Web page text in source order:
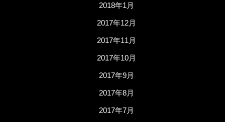
2018年1月
2017年12月
2017年11月
2017年10月
2017年9月
2017年8月
2017年7月